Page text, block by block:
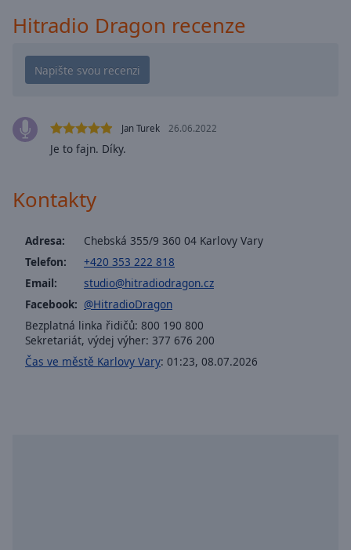
selected
Subtitles
subtitles
opens
subtitles
settings
subtitles
off,
Audio
Track
Picture-
in-
Picture
Fullscreen
Hitradio Dragon recenze
Jan Turek 26.06.2022
Je to fajn. Díky.
Kontakty
Adresa:
Chebská 355/9 360 04 Karlovy Vary
Telefon:
+420 353 222 818
Email:
studio@hitradiodragon.cz
Facebook: @HitradioDragon
Bezplatná linka řidičů: 800 190 800
Sekretariát, výdej výher: 377 676 200
Čas ve městě Karlovy Vary: 01:23, 08.07.2026